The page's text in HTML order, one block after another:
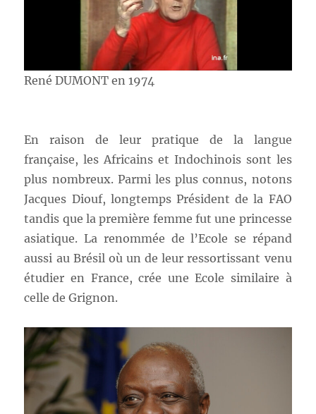
René DUMONT en 1974
En raison de leur pratique de la langue
française, les Africains et Indochinois sont les
plus nombreux. Parmi les plus connus, notons
Jacques Diouf, longtemps Président de la FAO
tandis que la première femme fut une princesse
asiatique. La renommée de l’Ecole se répand
aussi au Brésil où un de leur ressortissant venu
étudier en France, crée une Ecole similaire à
celle de Grignon.